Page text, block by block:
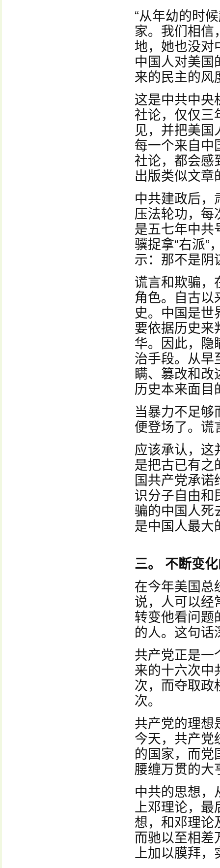
“从年幼的时
家。我们相信
地，她也没对
中国人对美国
来的民主的风
这是中共中央
社论，仅仅三
见，并把美
每一个来自中
社论，都会感
出版类似文章
中共建政后，
压法轮功，每
是五七年中共
骥捉拿“右派”
示：那不是阴
谎言和欺骗，
角色。自古以
史。中国是世
要依据历史来
华。因此，隐
治手段。从早
瞒、篡改和改
历史本来面目
当暴力不足够
便登场了。谎
应该承认，这
是把古已有之
国共产党承
识分子自由和
骗的中国人死
是中国人最大
三。 不断变
在今年美国总
说，人可以经
转变他看问题
的人。这句话
共产党正是一
来的十六次中
次，而夺取政
次。
共产党的理想
今天，共产党
的国家，而党
腰缠万贯的大
中共的思想，
上邓理论，最
想，和邓理论
而驰以至相差
上加以膜拜，